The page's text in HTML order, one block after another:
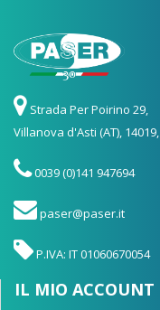
Strada Per Poirino 29,
Villanova d'Asti (AT),
0039 (0)141 947694
paser@paser.it
P.IVA: IT 01060670054
IL MIO ACCOUNT